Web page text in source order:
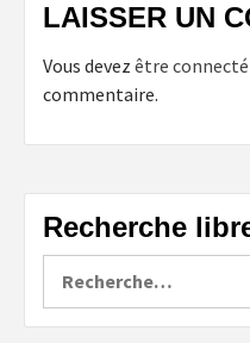
LAISSER UN
Vous devez être connecté
commentaire.
Recherche